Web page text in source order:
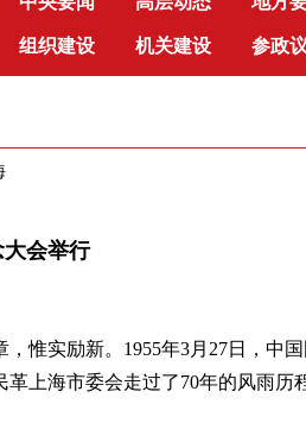
组织建设 机关建设 参政
会举行
惟实励新。1955年3月27日，中
上海市委会走过了70年的风雨历